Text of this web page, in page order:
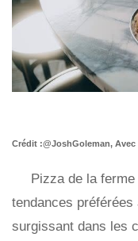
Crédit :@JoshGoleman,
Pizza de la
tendances
surgissant dans les